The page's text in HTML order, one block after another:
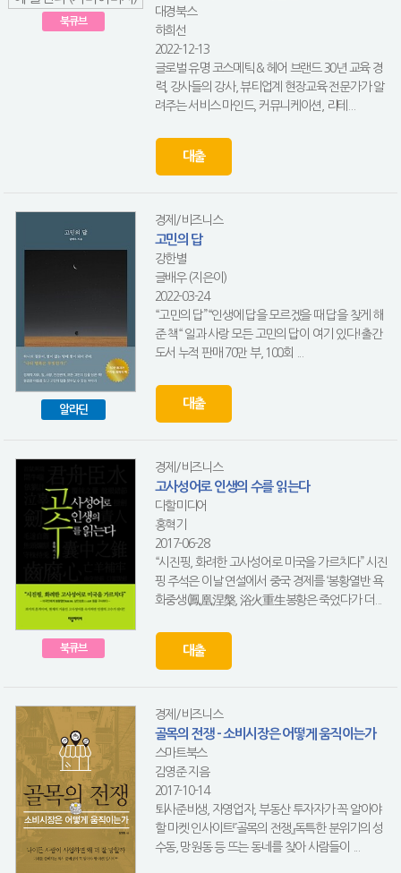
북큐브
대경북스
하희선
2022-12-13
글로벌 유명 코스메틱 & 헤어 브랜드 30년 교육 경
력, 강사들의 강사, 뷰티업계 현장교육 전문가가 알
려주는 서비스 마인드, 커뮤니케이션, 리테...
대출
알라딘
경제/비즈니스
고민의 답
강한별
글배우 (지은이)
2022-03-24
“고민의 답”“인생에 답을 모르겠을 때 답을 찾게 해
준 책“ 일과 사랑 모든 고민의 답이 여기 있다!출간
도서 누적 판매 70만 부, 100회 ...
대출
북큐브
경제/비즈니스
고사성어로 인생의 수를 읽는다
다할미디어
홍혁기
2017-06-28
“시진핑, 화려한 고사성어로 미국을 가르치다” 시진
핑 주석은 이날 연설에서 중국 경제를 ‘봉황열반 욕
화중생(鳳凰涅槃, 浴火重生봉황은 죽었다가 더...
대출
경제/비즈니스
골목의 전쟁 - 소비시장은 어떻게 움직이는가
스마트북스
김영준 지음
2017-10-14
퇴사준비생, 자영업자, 부동산 투자자가 꼭 알아야
할 마켓 인사이트『골목의 전쟁』독특한 분위기의 성
수동, 망원동 등 뜨는 동네를 찾아 사람들이 ...